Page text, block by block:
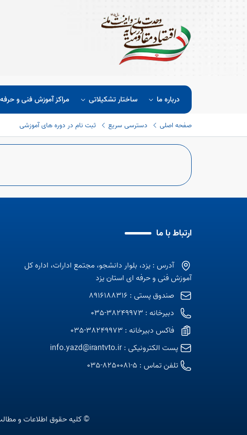
درباره ما ساختار تشکیلاتی مراکز آموزش فنی و
صفحه اصلی دسترسی سریع ثبت نام در دوره های آموزشی
ارتباط با ما
آدرس : یزد، بلوار دانشجو، مجتمع ادارات، اداره کل
آموزش فنی و حرفه ای استان یزد
صندوق پستی : 8916188316
دبیرخانه : 38249973-035
فاکس دبیرخانه : 38249973-035
پست الکترونیکی :info.yazd@irantvto.ir
تلفن تماس : 5-8250081-035
© کلیه حقوق اطلاعات و